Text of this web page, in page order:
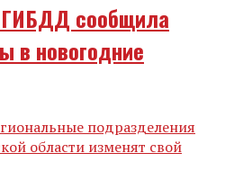
ГИБДД сообщила
в новогодние
подразделения
области изменят свой